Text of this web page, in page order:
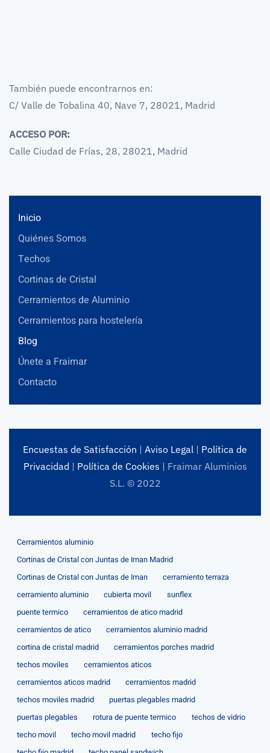
También puede encontrarnos en:
C/ Valle de Tobalina 40, Nave 7, 28021, Madrid
ACCESO POR:
Calle Ciudad de Frías, 28, 28021, Madrid
Inicio
Quiénes Somos
Techos
Cortinas de Cristal
Cerramientos de Aluminio
Cerramientos para hostelería
Blog
Únete a Fraimar
Contacto
Encuestas de Satisfacción | Aviso Legal | Política de
Privacidad | Política de Cookies | Fraimar Aluminios
S.L. © 2022
Cerramientos aluminio
Cortinas de Cristal con Juntas de Iman Madrid
Cortinas de Cristal con Juntas de Iman
cerramiento terraza
cerramiento aluminio
cubierta movil
sunflex
puente termico
cerramientos de atico madrid
cerramientos de atico
cerramientos aluminio madrid
cortina de cristal madrid
cerramientos porches madrid
techos moviles
cerramientos aticos
cerramientos aticos madrid
cerramientos madrid
techos moviles madrid
puertas plegables madrid
puertas plegables
rotura de puente termico
techos de vidrio
techo movil
techo movil madrid
techo fijo